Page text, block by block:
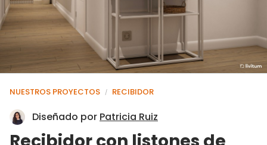
NUESTROS PROYECTOS / RECIBIDOR
Diseñado por Patricia Ruiz